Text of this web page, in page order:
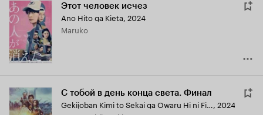
Этот человек исчез
Ano Hito ga Kieta, 2024
Maruko
С тобой в день конца света. Финал
Gekijoban Kimi to Sekai ga Owaru Hi ni Final, 2024